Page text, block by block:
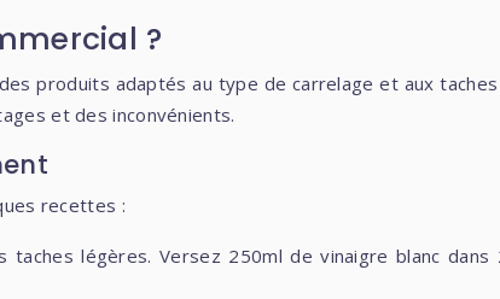
?
produits adaptés au type de carrelage et aux
et des inconvénients.
recettes :
légères. Versez 250ml de vinaigre blanc dans